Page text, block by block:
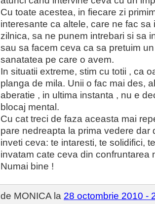
Cu toate acestea, in fiecare zi
interesante ca altele, care ne fac
zilnica, sa ne punem intrebari si sa
sau sa facem ceva ca sa pretuim
sanatatea pe care o avem.
In situatii extreme, stim cu totii , ca
planga de mila. Unii o fac mai des,
aberatie , in ultima instanta , nu e
blocaj mental.
Cu cat treci de faza aceasta mai
pare nedreapta la prima vedere dar
inveti ceva: te intaresti, te solidifici,
invatam cate ceva din confruntarea
Numai bine !
de MONICA la 28 octombrie 2010 -